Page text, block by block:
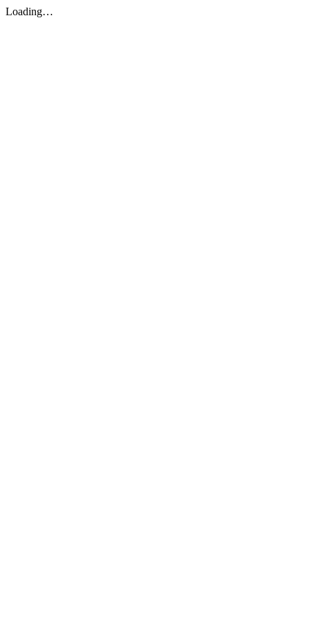
Loading…